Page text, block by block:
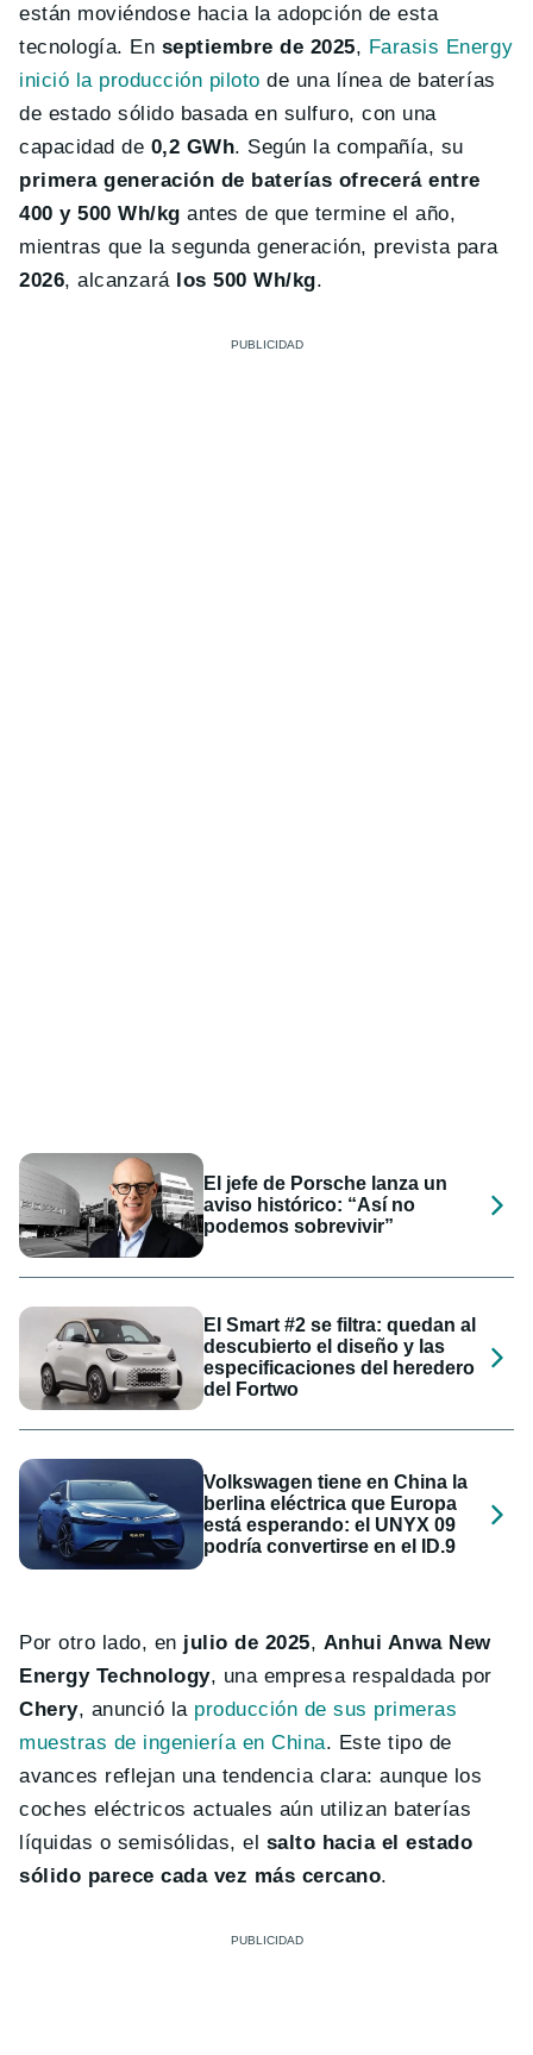
están moviéndose hacia la adopción de esta
tecnología. En septiembre de 2025, Farasis Energy
inició la producción pilotode una línea de baterías
de estado sólido basada en sulfuro, con una
capacidad de 0,2 GWh. Según la compañía, su
primera generación de baterías ofrecerá entre
400 y 500 Wh/kg antes de que termine el año,
mientras que la segunda generación, prevista para
2026, alcanzará los 500 Wh/kg.
El jefe de Porsche lanza un
aviso histórico: “Así no
podemos sobrevivir”
El Smart #2 se filtra: quedan al
descubierto el diseño y las
especificaciones del heredero
del Fortwo
Volkswagen tiene en China la
berlina eléctrica que Europa
está esperando: el UNYX 09
podría convertirse en el ID.9
Por otro lado, en julio de 2025, Anhui Anwa New
Energy Technology, una empresa respaldada por
Chery, anunció la producción de sus primeras
muestras de ingeniería en China. Este tipo de
avances reflejan una tendencia clara: aunque los
coches eléctricos actuales aún utilizan baterías
líquidas o semisólidas, el salto hacia el estado
sólido parece cada vez más cercano.